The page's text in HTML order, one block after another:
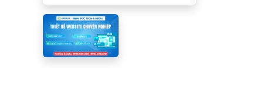
Mỹ phẩm – Trang sức
Ngân hàng
Khu CN Đồng Sóc
KCN Chấn Hưng